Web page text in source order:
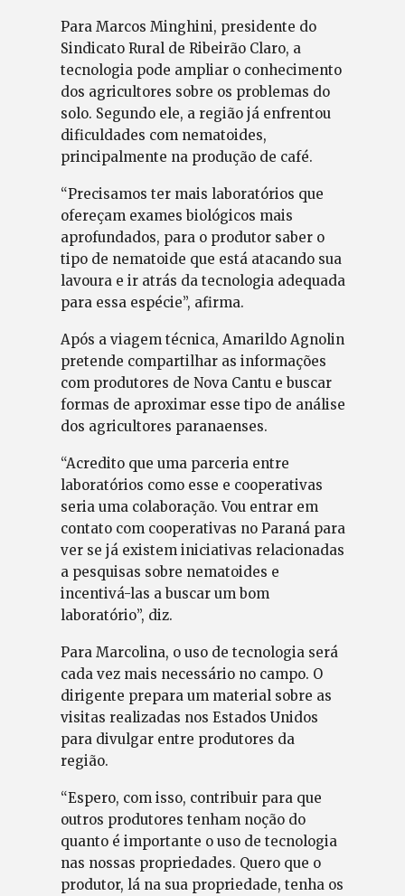
Para Marcos Minghini, presidente do
Sindicato Rural de Ribeirão Claro, a
tecnologia pode ampliar o conhecimento
dos agricultores sobre os problemas do
solo. Segundo ele, a região já enfrentou
dificuldades com nematoides,
principalmente na produção de café.
“Precisamos ter mais laboratórios que
ofereçam exames biológicos mais
aprofundados, para o produtor saber o
tipo de nematoide que está atacando sua
lavoura e ir atrás da tecnologia adequada
para essa espécie”, afirma.
Após a viagem técnica, Amarildo Agnolin
pretende compartilhar as informações
com produtores de Nova Cantu e buscar
formas de aproximar esse tipo de análise
dos agricultores paranaenses.
“Acredito que uma parceria entre
laboratórios como esse e cooperativas
seria uma colaboração. Vou entrar em
contato com cooperativas no Paraná para
ver se já existem iniciativas relacionadas
a pesquisas sobre nematoides e
incentivá-las a buscar um bom
laboratório”, diz.
Para Marcolina, o uso de tecnologia será
cada vez mais necessário no campo. O
dirigente prepara um material sobre as
visitas realizadas nos Estados Unidos
para divulgar entre produtores da
região.
“Espero, com isso, contribuir para que
outros produtores tenham noção do
quanto é importante o uso de tecnologia
nas nossas propriedades. Quero que o
produtor, lá na sua propriedade, tenha os